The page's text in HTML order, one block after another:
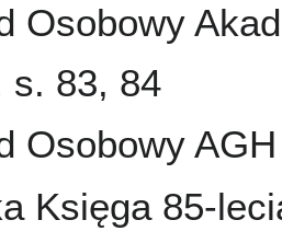
Osobowy
s. 83, 84
Osobowy
Księga 85-